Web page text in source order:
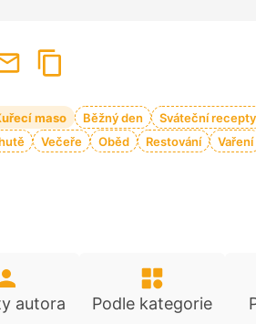
maso Běžný den Sváteční recepty
Večeře Oběd Restování Vaření
autora Podle kategorie